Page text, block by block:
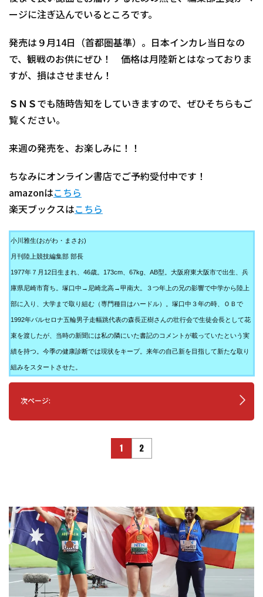
ージに注ぎ込んでいるところです。
発売は９月14日（首都圏基準）。日本インカレ当日なの
で、観戦のお供にぜひ！ 価格は月陸新とはなっておりま
すが、損はさせません！
ＳＮＳでも随時告知をしていきますので、ぜひそちらもご
覧ください。
来週の発売を、お楽しみに！！
ちなみにオンライン書店でご予約受付中です！
amazonはこちら
楽天ブックスはこちら
小川雅生(おがわ・まさお)
月刊陸上競技編集部 部長
1977年７月12日生まれ、46歳。173cm、67kg、AB型。大阪府東大阪市で出生、兵
庫県尼崎市育ち。塚口中→尼崎北高→甲南大。３つ年上の兄の影響で中学から陸上
部に入り、大学まで取り組む（専門種目はハードル）。塚口中３年の時、ＯＢで
1992年バルセロナ五輪男子走幅跳代表の森長正樹さんの壮行会で生徒会長として花
束を渡したが、当時の新聞には私の隣にいた書記のコメントが載っていたという実
績を持つ。今季の健康診断では現状をキープ。来年の自己新を目指して新たな取り
組みをスタートさせた。
次ページ:
1 2